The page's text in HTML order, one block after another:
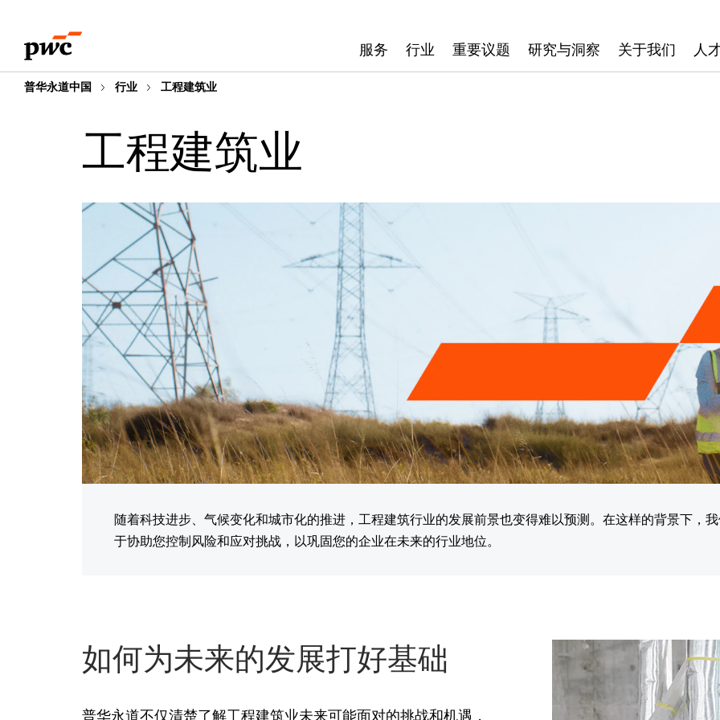
content
footer
服务 行业 重要议题 研究与洞察 关于我们 人
普华永道中国 行业 工程建筑业
工程建筑业
随着科技进步、气候变化和城市化的推进，工程建筑行业的发展前景也变得难以预测。在这样的背景下，
于协助您控制风险和应对挑战，以巩固您的企业在未来的行业地位。
如何为未来的发展打好基础
普华永道不仅清楚了解工程建筑业未来可能面对的挑战和机遇，